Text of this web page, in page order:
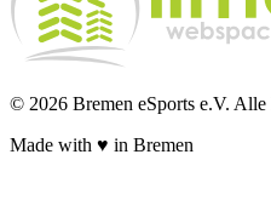
© 2026 Bremen eSports e.V. Alle
Made with ♥ in Bremen